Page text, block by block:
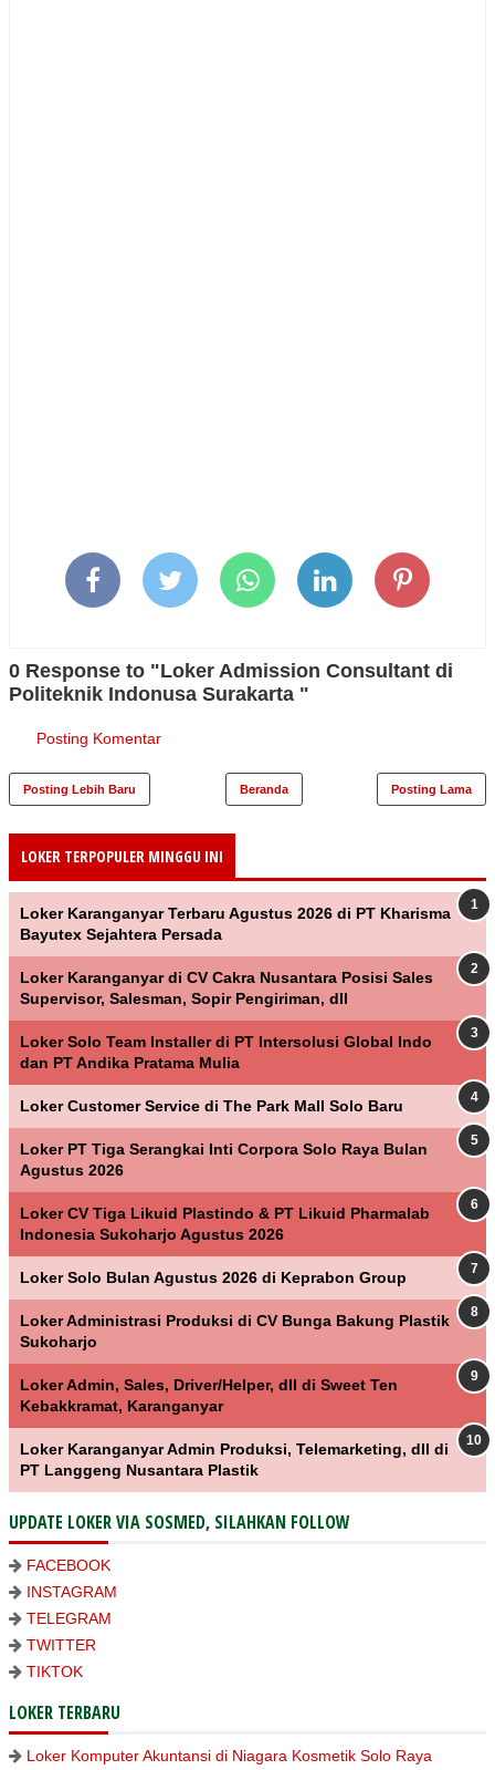
0 Response to "Loker Admission Consultant di
Politeknik Indonusa Surakarta "
Posting Komentar
Posting Lebih Baru Posting Lama
Beranda
LOKER TERPOPULER MINGGU INI
Loker Karanganyar Terbaru Agustus 2026 di PT Kharisma
Bayutex Sejahtera Persada
Loker Karanganyar di CV Cakra Nusantara Posisi Sales
Supervisor, Salesman, Sopir Pengiriman, dll
Loker Solo Team Installer di PT Intersolusi Global Indo
dan PT Andika Pratama Mulia
Loker Customer Service di The Park Mall Solo Baru
Loker PT Tiga Serangkai Inti Corpora Solo Raya Bulan
Agustus 2026
Loker CV Tiga Likuid Plastindo & PT Likuid Pharmalab
Indonesia Sukoharjo Agustus 2026
Loker Solo Bulan Agustus 2026 di Keprabon Group
Loker Administrasi Produksi di CV Bunga Bakung Plastik
Sukoharjo
Loker Admin, Sales, Driver/Helper, dll di Sweet Ten
Kebakkramat, Karanganyar
Loker Karanganyar Admin Produksi, Telemarketing, dll di
PT Langgeng Nusantara Plastik
UPDATE LOKER VIA SOSMED, SILAHKAN FOLLOW
FACEBOOK
INSTAGRAM
TELEGRAM
TWITTER
TIKTOK
LOKER TERBARU
Loker Komputer Akuntansi di Niagara Kosmetik Solo Raya